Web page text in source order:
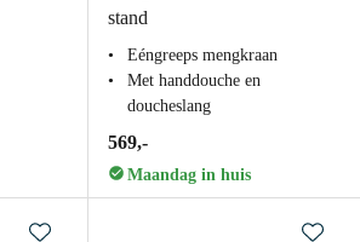
stand
Eéngreeps mengkraan
Met handdouche en
doucheslang
569,-
Maandag in huis